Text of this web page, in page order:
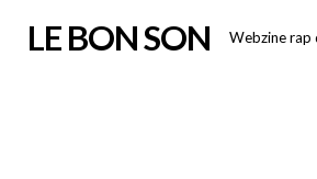
LE BON SON Webzine rap